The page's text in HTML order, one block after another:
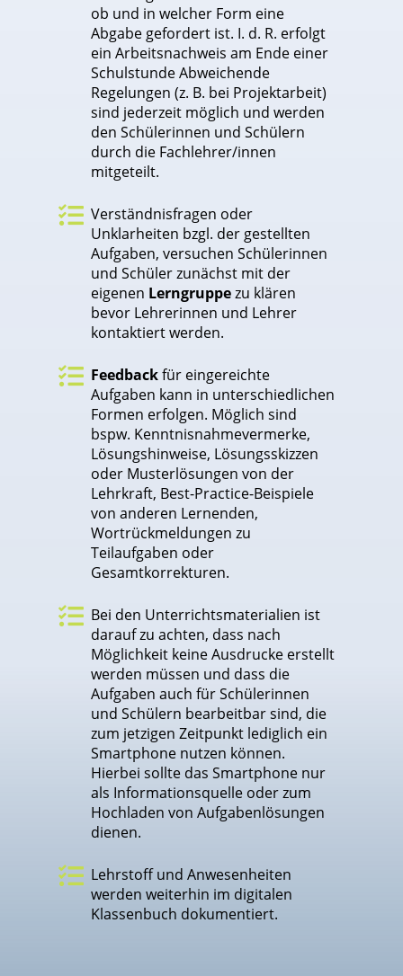
ob und in welcher Form eine
Abgabe gefordert ist. I. d. R. erfolgt
ein Arbeitsnachweis am Ende einer
Schulstunde Abweichende
Regelungen (z. B. bei Projektarbeit)
sind jederzeit möglich und werden
den Schülerinnen und Schülern
durch die Fachlehrer/innen
mitgeteilt.
 Verständnisfragen oder
Unklarheiten bzgl. der gestellten
Aufgaben, versuchen Schülerinnen
und Schüler zunächst mit der
eigenen Lerngruppezu klären
bevor Lehrerinnen und Lehrer
kontaktiert werden.
 Feedbackfür eingereichte
Aufgaben kann in unterschiedlichen
Formen erfolgen. Möglich sind
bspw. Kenntnisnahmevermerke,
Lösungshinweise, Lösungsskizzen
oder Musterlösungen von der
Lehrkraft, Best-Practice-Beispiele
von anderen Lernenden,
Wortrückmeldungen zu
Teilaufgaben oder
Gesamtkorrekturen.
 Bei den Unterrichtsmaterialien ist
darauf zu achten, dass nach
Möglichkeit keine Ausdrucke erstellt
werden müssen und dass die
Aufgaben auch für Schülerinnen
und Schülern bearbeitbar sind, die
zum jetzigen Zeitpunkt lediglich ein
Smartphone nutzen können.
Hierbei sollte das Smartphone nur
als Informationsquelle oder zum
Hochladen von Aufgabenlösungen
dienen.
 Lehrstoff und Anwesenheiten
werden weiterhin im digitalen
Klassenbuch dokumentiert.